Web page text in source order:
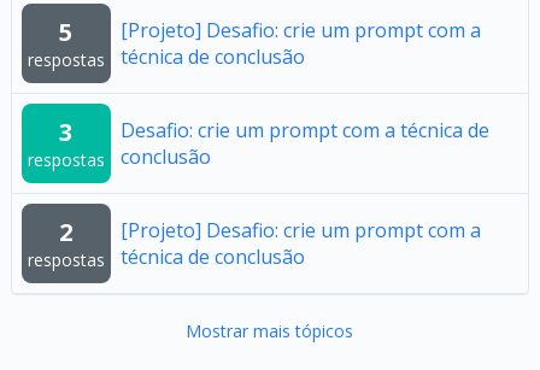
5
respostas
[Projeto] Desafio: crie um prompt com a
técnica de conclusão
3
respostas
Desafio: crie um prompt com a técnica de
conclusão
2
respostas
[Projeto] Desafio: crie um prompt com a
técnica de conclusão
Mostrar mais tópicos